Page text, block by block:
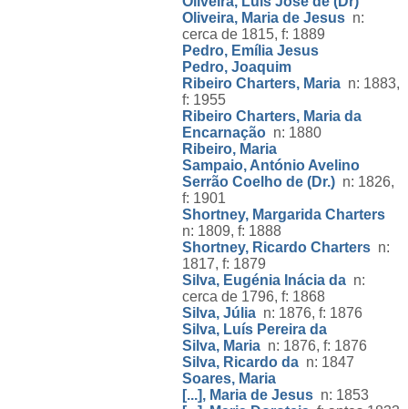
Oliveira, Maria de Jesus n:
cerca de 1815, f: 1889
Pedro, Emília Jesus
Pedro, Joaquim
Ribeiro Charters, Maria n: 1883,
f: 1955
Ribeiro Charters, Maria da
Encarnação n: 1880
Ribeiro, Maria
Sampaio, António Avelino
Serrão Coelho de (Dr.) n: 1826,
f: 1901
Shortney, Margarida Charters
n: 1809, f: 1888
Shortney, Ricardo Charters n:
1817, f: 1879
Silva, Eugénia Inácia da n:
cerca de 1796, f: 1868
Silva, Júlia n: 1876, f: 1876
Silva, Luís Pereira da
Silva, Maria n: 1876, f: 1876
Silva, Ricardo da n: 1847
Soares, Maria
[...], Maria de Jesus n: 1853